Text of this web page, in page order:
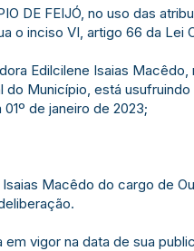
DE FEIJÓ, no uso das
o inciso VI, artigo 66 da Lei
Edilcilene Isaias Macêdo,
do Município, está
de janeiro de 2023;
Isaias Macêdo do cargo de
vigor na data de sua